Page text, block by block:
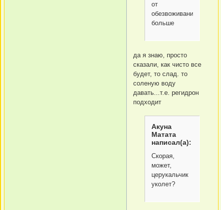
от
обезвоживания
больше
да я знаю, просто
сказали, как чисто все
будет, то слад. то
соленую воду
давать...т.е. регидрон
подходит
Акуна
Матата
написал(а):
Скорая,
может,
церукальчик
уколет?